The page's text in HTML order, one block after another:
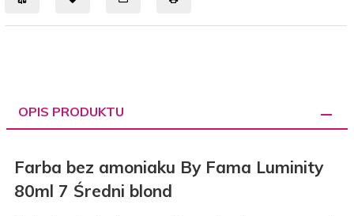
OPIS PRODUKTU
Farba bez amoniaku By Fama Luminity
80ml 7 Średni blond